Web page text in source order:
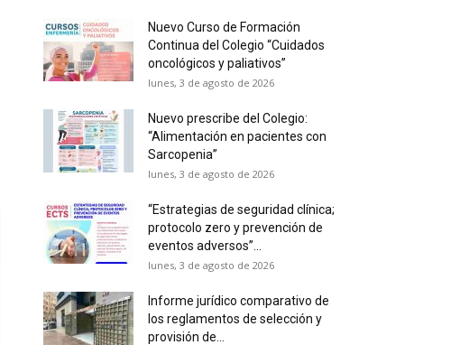
Nuevo Curso de Formación
Continua del Colegio “Cuidados
oncológicos y paliativos”
lunes, 3 de agosto de 2026
Nuevo prescribe del Colegio:
“Alimentación en pacientes con
Sarcopenia”
lunes, 3 de agosto de 2026
“Estrategias de seguridad clínica;
protocolo zero y prevención de
eventos adversos”...
lunes, 3 de agosto de 2026
Informe jurídico comparativo de
los reglamentos de selección y
provisión de...